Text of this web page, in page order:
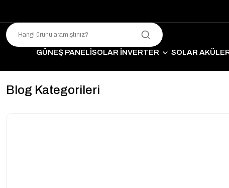
GÜNEŞ PANELİSOLAR İNVERTER SOLAR
Blog Kategorileri